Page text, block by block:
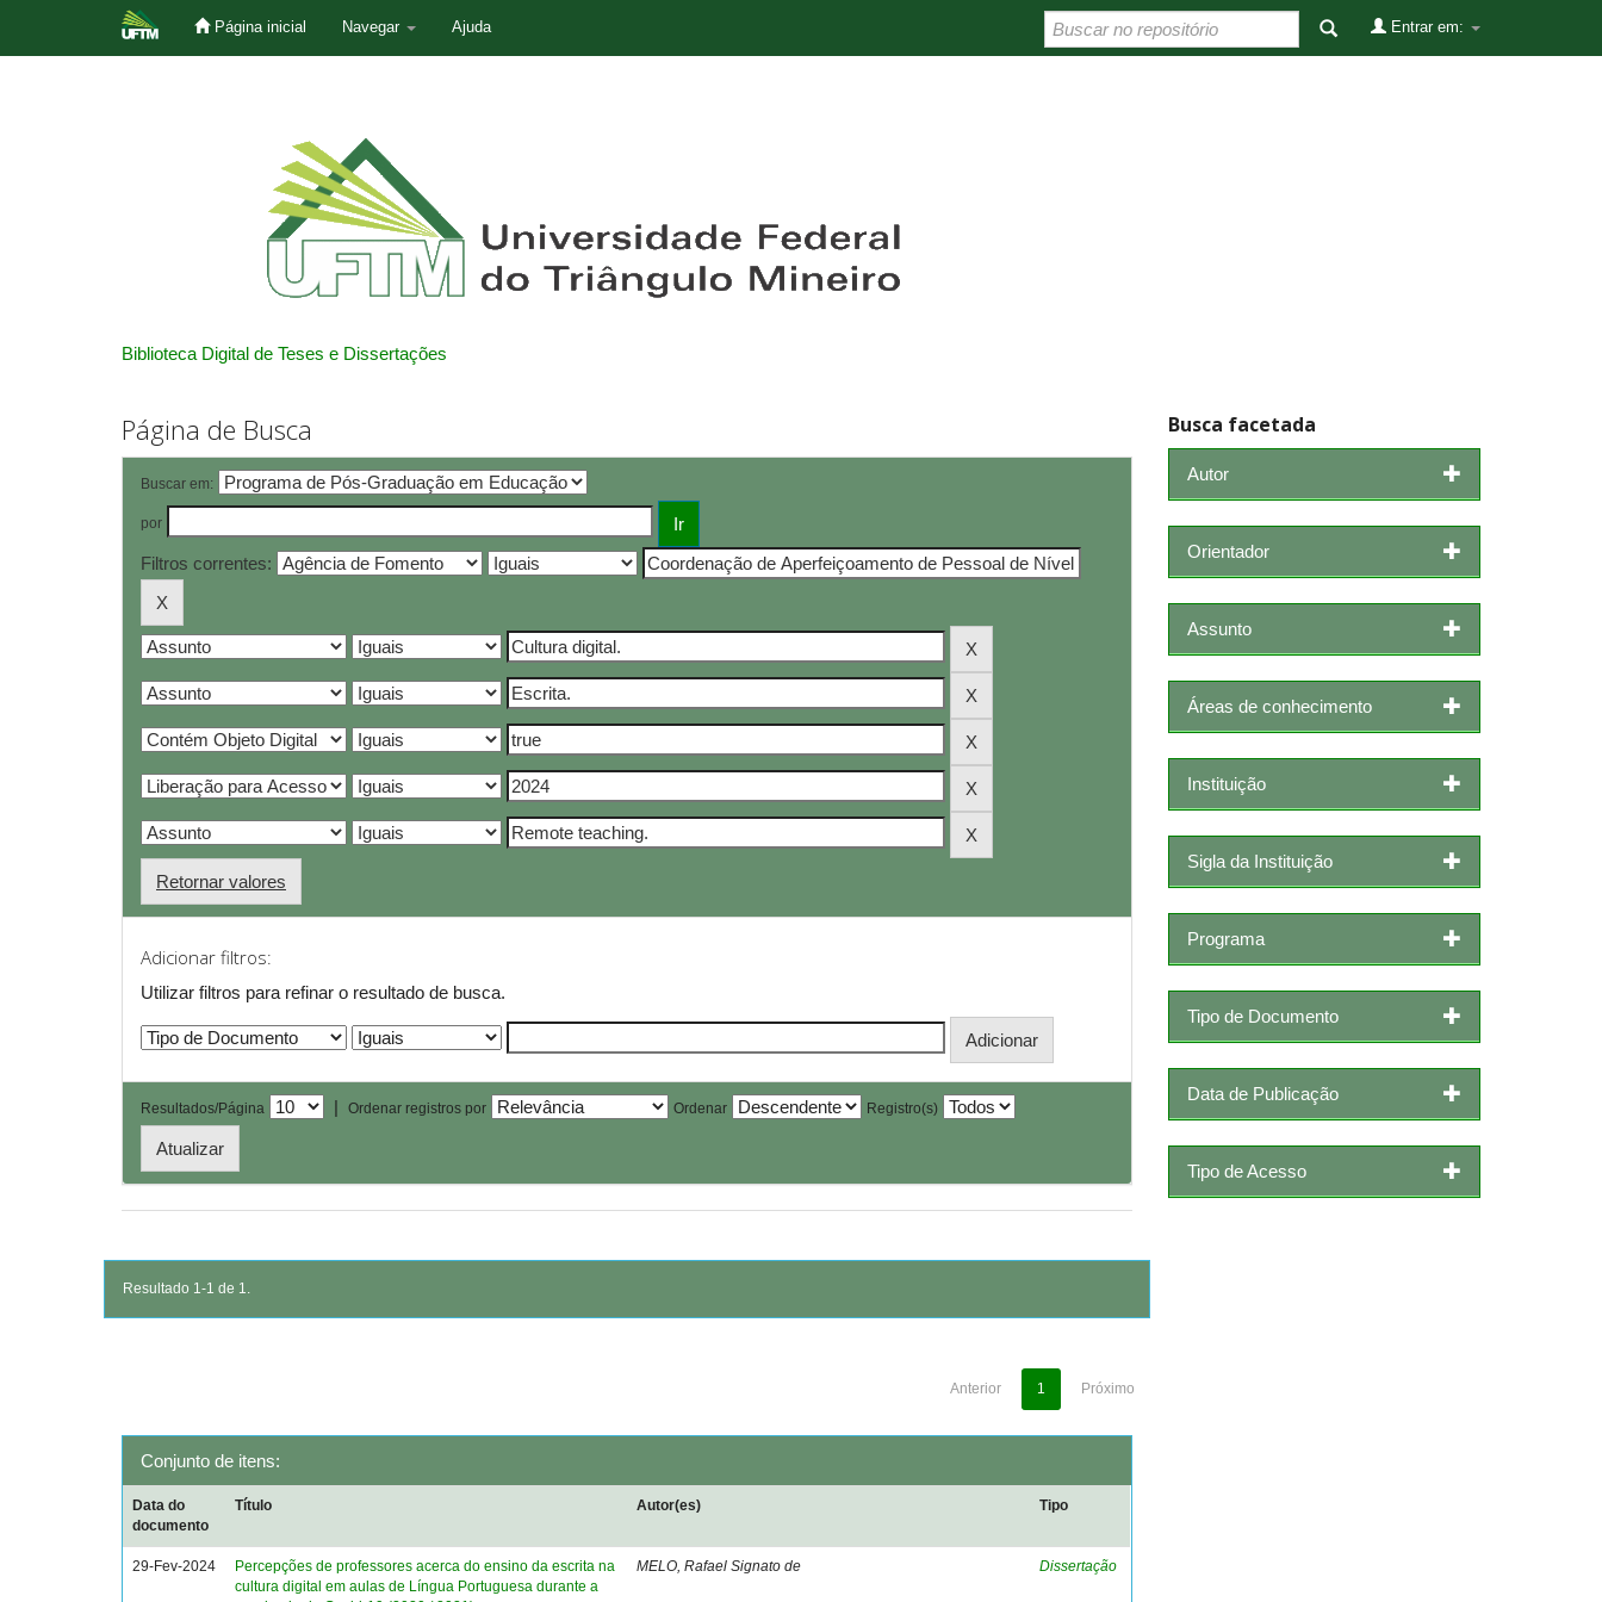
Página inicial Navegar Ajuda Entrar em:
Biblioteca Digital de Teses e Dissertações
Página de Busca
Buscar em:
por
Filtros correntes:
Retornar valores
Adicionar filtros:
Utilizar filtros para refinar o resultado de busca.
Resultados/Página | Ordenar registros por Ordenar Registro(s)
Resultado 1-1 de 1.
Anterior 1 Próximo
Conjunto de itens:
Data do
documento
Título Autor(es) Tipo
29-Fev-2024
Percepções de professores acerca do ensino da escrita na
cultura digital em aulas de Língua Portuguesa durante a
MELO, Rafael Signato de Dissertação
Busca facetada
Autor
Orientador
Assunto
Áreas de conhecimento
Instituição
Sigla da Instituição
Programa
Tipo de Documento
Data de Publicação
Tipo de Acesso